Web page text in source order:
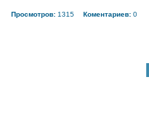
Просмотров: 1315 Коментариев: 0